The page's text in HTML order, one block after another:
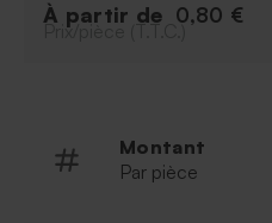
À partir de 0,80 €
Prix/pièce (T.T.C.)
Montant
Par pièce